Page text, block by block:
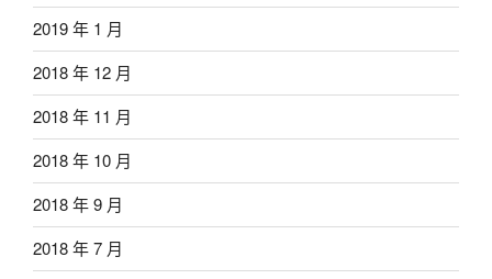
2019 年 1 月
2018 年 12 月
2018 年 11 月
2018 年 10 月
2018 年 9 月
2018 年 7 月